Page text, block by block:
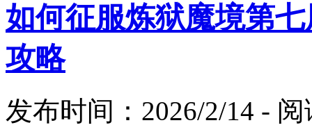
如何征服炼狱魔境第
攻略
发布时间：2026/2/14 -